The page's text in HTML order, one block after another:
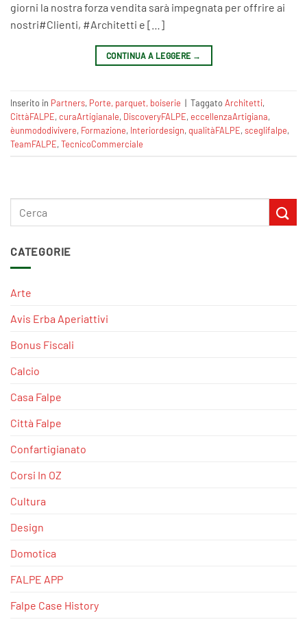
CATEGORIE
Arte
Avis Erba Aperiattivi
Bonus Fiscali
Calcio
Casa Falpe
Città Falpe
Confartigianato
Corsi In OZ
Cultura
Design
Domotica
FALPE APP
Falpe Case History
giorni la nostra forza vendita sarà impegnata per offrire ai
nostri‪#‎Clienti‬, ‪#‎Architetti‬ e […]
CONTINUA A LEGGERE →
Inserito in Partners, Porte, parquet, boiserie | Taggato‎Architetti‬,
CittàFALPE,curaArtigianale‬‪, DiscoveryFALPE,eccellenzaArtigiana‬,
èunmododivivere‬, Formazione‬, Interiordesign‬,qualitàFALPE,sceglifalpe,
TeamFALPE‬,TecnicoCommerciale